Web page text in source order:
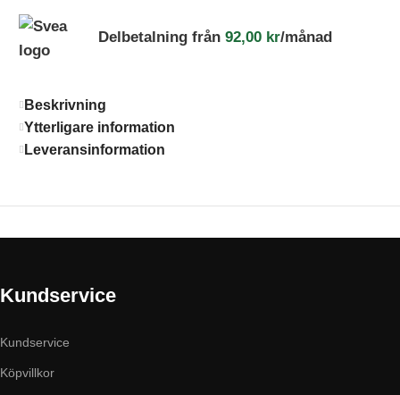
Delbetalning från 92,00 kr/månad
Beskrivning
Ytterligare information
Leveransinformation
Kundservice
Kundservice
Köpvillkor